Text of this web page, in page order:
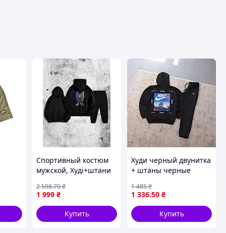
Спортивный костюм
мужской, Худі+штани
1 999 ₴
2 598.70₴
Купить
Худи черный двунитка
+ штаны черные
BLUE MOUNTAINS
1 336.50 ₴
1 485₴
Купить